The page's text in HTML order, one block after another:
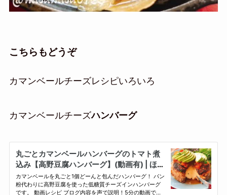
こちらもどうぞ
カマンベールチーズレシピいろいろ
カマンベールチーズハンバーグ